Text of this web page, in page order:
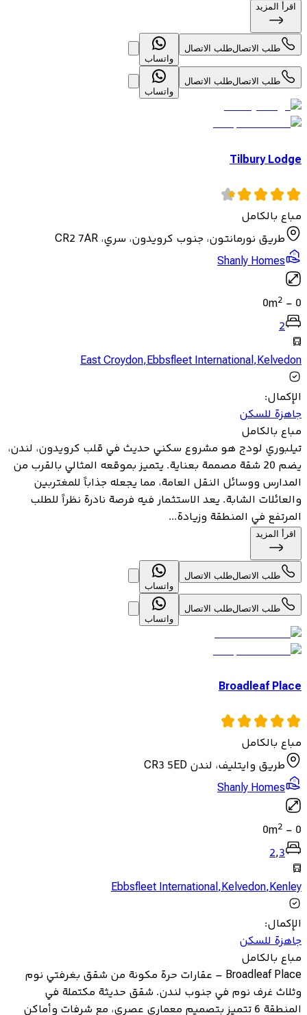
اقرأ المزيد
طلب الاتصالطلب الاتصال
واتساب
طلب الاتصالطلب الاتصال
واتساب
Tilbury Lodge
مباع بالكامل
طريق نورمانتون، جنوب كرويدون، سري، CR2 7AR
Shanly Homes
0
-
0m2
2
East Croydon,Ebbsfleet International,Kelvedon
الإكمال:
جاهزة للسكن
مباع بالكامل
تيلبوري لودج هو مشروع سكني حديث في قلب كرويدون، لندن،
يضم 20 شقة مصممة بعناية. يتميز بموقعه المثالي بالقرب من
المدارس ووسائل النقل العامة، مما يجعله جذاباً للمغتربين
والعائلات الشابة. يعد الاستثمار فيه فرصة نادرة نظراً للطلب
المرتفع في المنطقة وزيادة...
اقرأ المزيد
طلب الاتصالطلب الاتصال
واتساب
طلب الاتصالطلب الاتصال
واتساب
Broadleaf Place
مباع بالكامل
طريق وايتليف، لندن CR3 5ED
Shanly Homes
0
-
0m2
2,3
Ebbsfleet International,Kelvedon,Kenley
الإكمال:
جاهزة للسكن
مباع بالكامل
Broadleaf Place – عقارات حرة مكونة من شقق بغرفتي نوم
وثلاث غرف نوم في جنوب لندن. شقق حديثة مكتملة في
المنطقة 6 تتميز بتصميم معماري عصري، مع شرفات وأماكن